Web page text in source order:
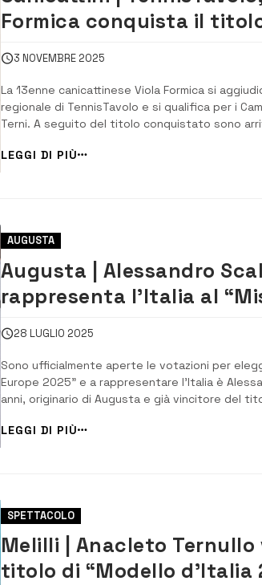
Formica conquista il titolo
regionale e stacca il pass
nazionali
3 NOVEMBRE 2025
La 13enne canicattinese Viola Formica si
regionale di TennisTavolo e si qualifica per i
Terni. A seguito del titolo conquistato sono
Sport, Salvador Ferla, formulate a nome
comunale e di tutta la co...
LEGGI DI PIÙ
AUGUSTA
Augusta | Alessandro
rappresenta l’Italia al
Europe 2025”: al via il
28 LUGLIO 2025
Sono ufficialmente aperte le votazioni per
Europe 2025” e a rappresentare l’Italia è
anni, originario di Augusta e già vincitore del
internazionale con un semplice gesto: votare
esprimere la propria ...
LEGGI DI PIÙ
SPETTACOLO
Melilli | Anacleto Ternullo
titolo di “Modello d’Italia